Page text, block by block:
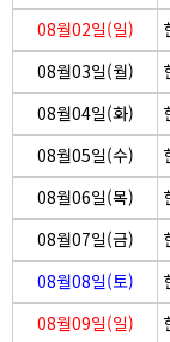
08월02일(일)
08월03일(월)
08월04일(화)
08월05일(수)
08월06일(목)
08월07일(금)
08월08일(토)
08월09일(일)